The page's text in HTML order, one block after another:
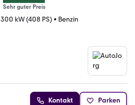
Sehr guter Preis
300 kW (408 PS) • Benzin
Kontakt Parken